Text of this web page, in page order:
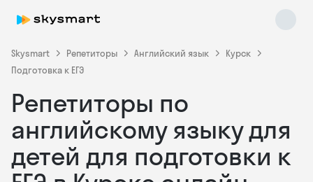
Skysmart Репетиторы Английский язык
Курск
Подготовка к ЕГЭ
Репетиторы по
английскому языку для
детей для подготовки к